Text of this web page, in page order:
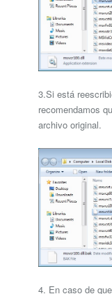
3.Si está
recomendamos
archivo original.
4. En caso de